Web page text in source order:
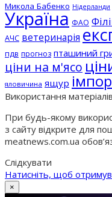
Микола Бабенко Нідерланди
Україна ФАО
АЧС ветеринарія
пдв прогноз пташиний
ціни на м'ясо
яловичина ящур
Використання матеріалів
При будь-якому
з сайту відкрите для
meatnews.com.ua
Слідкувати
Натисніть, щоб
×